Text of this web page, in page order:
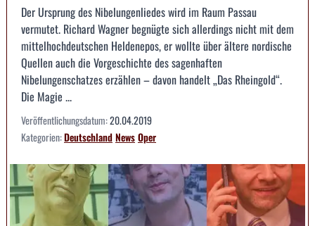
Der Ursprung des Nibelungenliedes wird im Raum Passau
vermutet. Richard Wagner begnügte sich allerdings nicht mit dem
mittelhochdeutschen Heldenepos, er wollte über ältere nordische
Quellen auch die Vorgeschichte des sagenhaften
Nibelungenschatzes erzählen – davon handelt „Das Rheingold“.
Die Magie ...
Veröffentlichungsdatum:20.04.2019
Kategorien:DeutschlandNewsOper